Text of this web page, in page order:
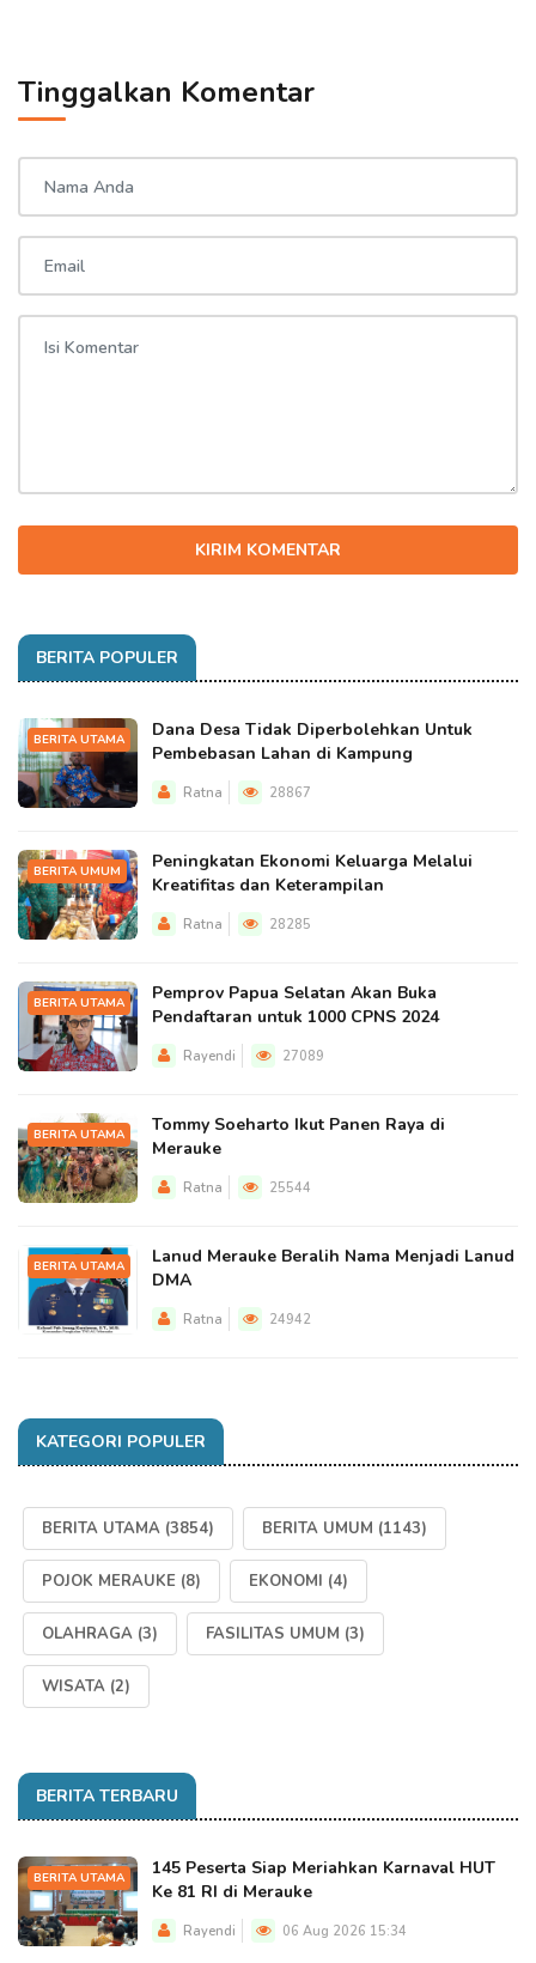
Tinggalkan Komentar
KIRIM KOMENTAR
BERITA POPULER
BERITA UTAMA
Dana Desa Tidak Diperbolehkan Untuk
Pembebasan Lahan di Kampung
Ratna 28867
BERITA UMUM
Peningkatan Ekonomi Keluarga Melalui
Kreatifitas dan Keterampilan
Ratna 28285
BERITA UTAMA
Pemprov Papua Selatan Akan Buka
Pendaftaran untuk 1000 CPNS 2024
Rayendi 27089
BERITA UTAMA
Tommy Soeharto Ikut Panen Raya di
Merauke
Ratna 25544
BERITA UTAMA
Lanud Merauke Beralih Nama Menjadi Lanud
DMA
Ratna 24942
KATEGORI POPULER
BERITA UTAMA (3854) BERITA UMUM (1143)
POJOK MERAUKE (8) EKONOMI (4)
OLAHRAGA (3) FASILITAS UMUM (3)
WISATA (2)
BERITA TERBARU
BERITA UTAMA
145 Peserta Siap Meriahkan Karnaval HUT
Ke 81 RI di Merauke
Rayendi 06 Aug 2026 15:34